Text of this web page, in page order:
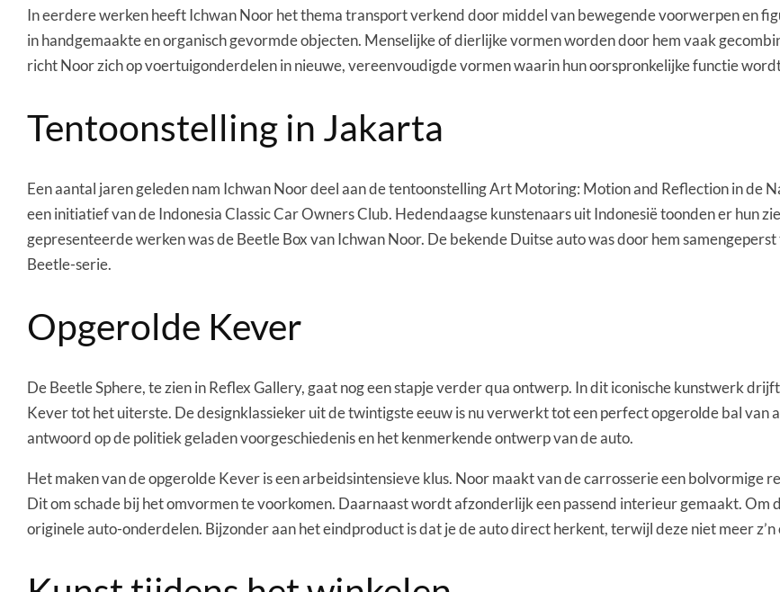
In eerdere werken heeft Ichwan Noor het thema transport verkend door middel van bewegende voorwerpen en
in handgemaakte en organisch gevormde objecten. Menselijke of dierlijke vormen worden door hem vaak
richt Noor zich op voertuigonderdelen in nieuwe, vereenvoudigde vormen waarin hun oorspronkelijke functie
Tentoonstelling in Jakarta
Een aantal jaren geleden nam Ichwan Noor deel aan de tentoonstelling Art Motoring: Motion and Reflection in de
een initiatief van de Indonesia Classic Car Owners Club. Hedendaagse kunstenaars uit Indonesië toonden er hun
gepresenteerde werken was de Beetle Box van Ichwan Noor. De bekende Duitse auto was door hem
Beetle-serie.
Opgerolde Kever
De Beetle Sphere, te zien in Reflex Gallery, gaat nog een stapje verder qua ontwerp. In dit iconische kunstwerk
Kever tot het uiterste. De designklassieker uit de twintigste eeuw is nu verwerkt tot een perfect opgerolde bal
antwoord op de politiek geladen voorgeschiedenis en het kenmerkende ontwerp van de auto.
Het maken van de opgerolde Kever is een arbeidsintensieve klus. Noor maakt van de carrosserie een bolvormige
Dit om schade bij het omvormen te voorkomen. Daarnaast wordt afzonderlijk een passend interieur gemaakt. Om
originele auto-onderdelen. Bijzonder aan het eindproduct is dat je de auto direct herkent, terwijl deze niet meer